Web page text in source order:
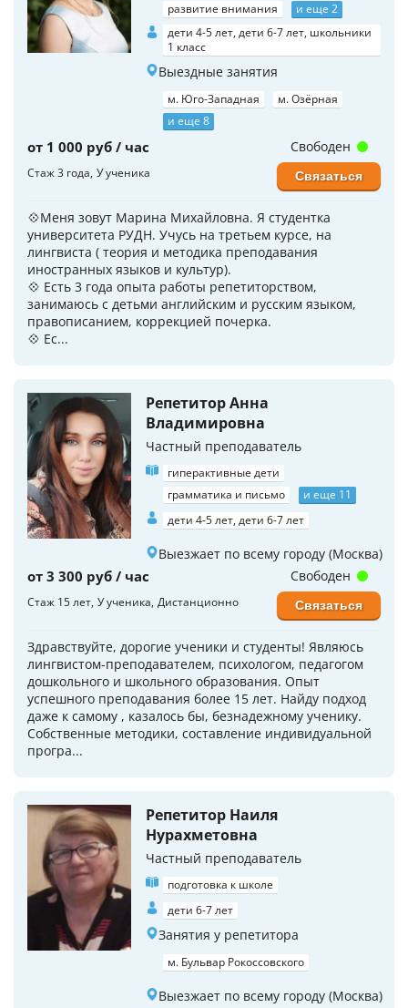
развитие внимания
и еще 2
дети 4-5 лет, дети 6-7 лет, школьники
1 класс
Выездные занятия
м. Юго-Западная
м. Озёрная
и еще 8
от 1 000 руб / час
Стаж 3 года У ученика
💠Меня зовут Марина Михайловна. Я студентка
университета РУДН. Учусь на третьем курсе, на
лингвиста ( теория и методика преподавания
иностранных языков и культур).
💠 Есть 3 года опыта работы репетиторством,
занимаюсь с детьми английским и русским языком,
правописанием, коррекцией почерка.
💠 Ес...
Свободен
Связаться
Репетитор Анна
Владимировна
Частный преподаватель
гиперактивные дети
грамматика и письмо
и еще 11
дети 4-5 лет, дети 6-7 лет
Выезжает по всему городу (Москва)
от 3 300 руб / час
Стаж 15 лет У ученика Дистанционно
Здравствуйте, дорогие ученики и студенты! Являюсь
лингвистом-преподавателем, психологом, педагогом
дошкольного и школьного образования. Опыт
успешного преподавания более 15 лет. Найду подход
даже к самому , казалось бы, безнадежному ученику.
Собственные методики, составление индивидуальной
програ...
Свободен
Связаться
Репетитор Наиля
Нурахметовна
Частный преподаватель
подготовка к школе
дети 6-7 лет
Занятия у репетитора
м. Бульвар Рокоссовского
Выезжает по всему городу (Москва)